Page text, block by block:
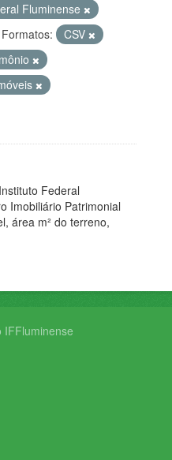
Fluminense
Formatos:
CSV
Federal
Imobiliário Patrimonial
área m² do terreno,
IFFluminense